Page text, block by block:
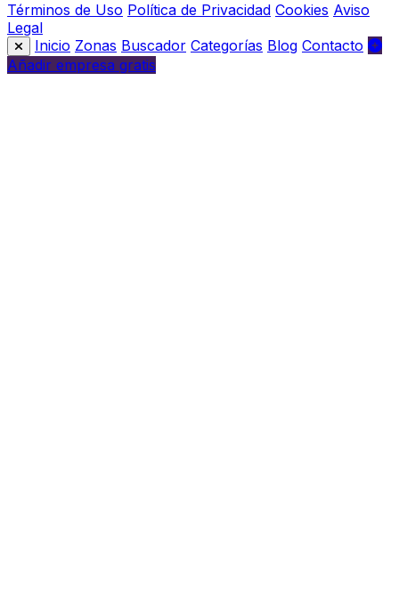
Términos de Uso Política de Privacidad Cookies Aviso
Legal
Inicio Zonas Buscador Categorías Blog Contacto
Añadir empresa gratis